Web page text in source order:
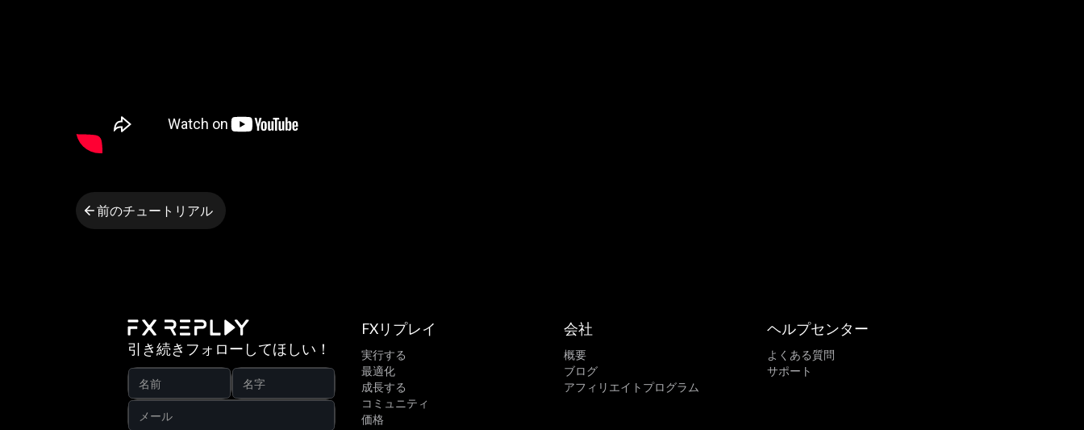
前のチュートリアル
引き続きフォローしてほしい！
FXリプレイ
実行する
最適化
成長する
コミュニティ
価格
会社
概要
ブログ
アフィリエイトプログラム
ヘルプセンター
よくある質問
サポート